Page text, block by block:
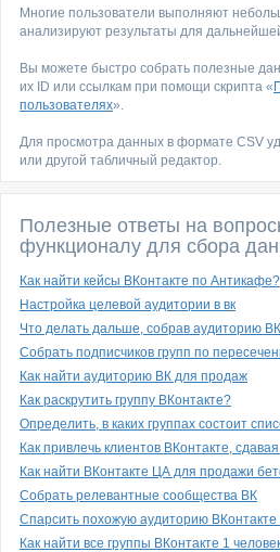
Многие пользователи выполняют
анализируют результаты для
Вы можете быстро собрать полезные
их ID или ссылкам при помощи скрипта «
пользователях».
Для просмотра данных в формате CSV
или другой табличный редактор.
Полезные ответы на
функционалу для сбора
Как найти кейсы ВКонтакте по Антикафе?
Настройка целевой аудитории в вк
Что делать дальше, собрав аудиторию
Собрать подписчиков групп по
Как найти аудиторию ВК для продаж
Как раскрутить группу ВКонтакте?
Определить, в каких группах состоит
Как привлечь клиентов ВКонтакте,
Как найти ВКонтакте ЦА для продажи
Собрать релевантные сообщества ВК
Спарсить похожую аудиторию ВКонтакте
Как найти все группы ВКонтакте 1